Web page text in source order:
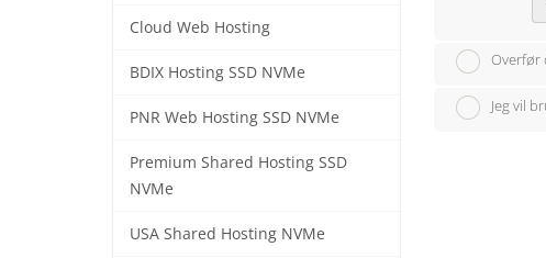
Cloud Web Hosting
BDIX Hosting SSD NVMe
PNR Web Hosting SSD NVMe
Premium Shared Hosting SSD
NVMe
USA Shared Hosting NVMe
Overfør
Jeg vil